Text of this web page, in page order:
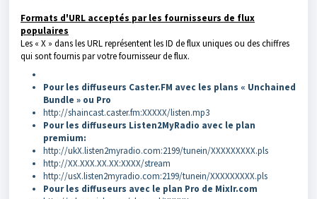
Formats d'URL acceptés par les fournisseurs de flux
populaires
Les « X » dans les URL représentent les ID de flux uniques ou des chiffres
qui sont fournis par votre fournisseur de flux.
Pour les diffuseurs Caster.FM avec les plans « Unchained
Bundle » ou Pro
http://shaincast.caster.fm:XXXXX/listen.mp3
Pour les diffuseurs Listen2MyRadio avec le plan
premium:
http://ukX.listen2myradio.com:2199/tunein/XXXXXXXXX.pls
http://XX.XXX.XX.XX:XXXX/stream
http://usX.listen2myradio.com:2199/tunein/XXXXXXXXX.pls
Pour les diffuseurs avec le plan Pro de MixIr.com